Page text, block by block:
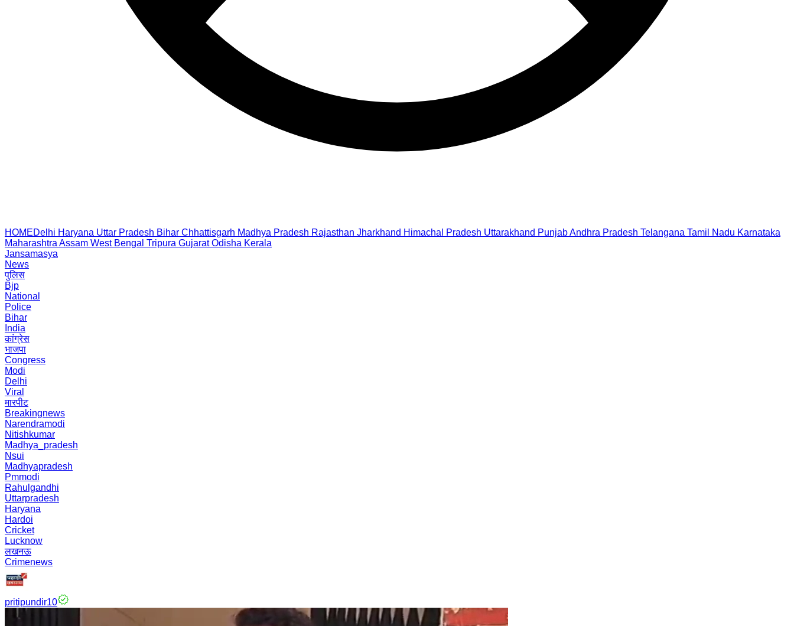
HOMEDelhi Haryana Uttar Pradesh Bihar Chhattisgarh Madhya Pradesh Rajasthan Jharkhand Himachal Pradesh Uttarakhand PunjabAndhra Pradesh Telangana Tamil Nadu Karnataka
Maharashtra Assam West Bengal Tripura Gujarat Odisha Kerala
Jansamasya
News
पुलिस
Bjp
National
Police
Bihar
India
कांग्रेस
भाजपा
Congress
Modi
Delhi
Viral
मारपीट
Breakingnews
Narendramodi
Nitishkumar
Madhya_pradesh
Nsui
Madhyapradesh
Pmmodi
Rahulgandhi
Uttarpradesh
Haryana
Hardoi
Cricket
Lucknow
लखनऊ
Crimenews
pritipundir10